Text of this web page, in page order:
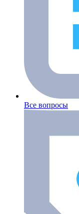
Все вопросы